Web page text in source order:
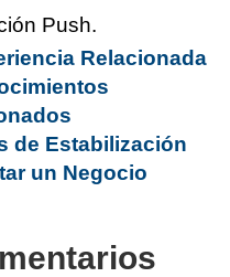
Push.
Relacionada
de Estabilización
un Negocio